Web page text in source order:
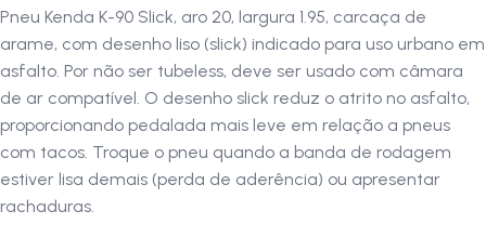
Por que escolher o Pneu Kenda K-90 Slick 20x1.95
OPneu Kenda K-90 Slick 20x1.95combina resistência e
estabilidade, garantindo segurança e desempenho confiável para
bicicletas com aro 20. Sua construção em arame oferece durabilidade
e confiabilidade, sendo ideal para uso diário, recreativo ou urbano.
Pneu Kenda K-90 Slick, aro 20, largura 1.95, carcaça de
arame, com desenho liso (slick) indicado para uso urbano em
asfalto. Por não ser tubeless, deve ser usado com câmara
de ar compatível. O desenho slick reduz o atrito no asfalto,
proporcionando pedalada mais leve em relação a pneus
com tacos. Troque o pneu quando a banda de rodagem
estiver lisa demais (perda de aderência) ou apresentar
rachaduras.